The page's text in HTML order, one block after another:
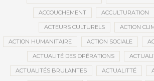
ACCOUCHEMENT ACCULTURATION
ACTEURS CULTURELS ACTION
ACTION HUMANITAIRE ACTION SOCIALE
ACTUALITÉ DES OPÉRATIONS
ACTUALITÉS BRULANTES ACTUALITTÉ